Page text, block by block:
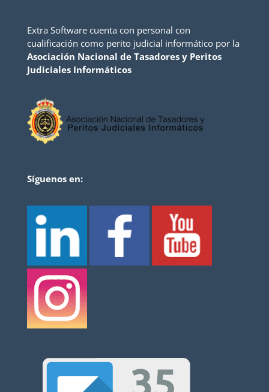
Extra Software cuenta con personal con
cualificación como perito judicial informático por la
Asociación Nacional de Tasadores y Peritos
Judiciales Informáticos
Síguenos en: